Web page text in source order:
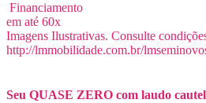
Financiamento
em até 60x
Imagens Ilustrativas. Consulte
http://lmmobilidade.com.br/
Seu QUASE ZERO com laudo